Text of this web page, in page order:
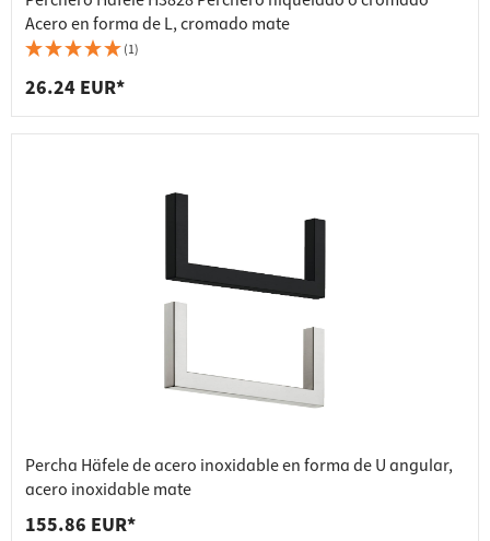
Acero en forma de L, cromado mate
(1)
26.24 EUR*
Percha Häfele de acero inoxidable en forma de U angular,
acero inoxidable mate
155.86 EUR*